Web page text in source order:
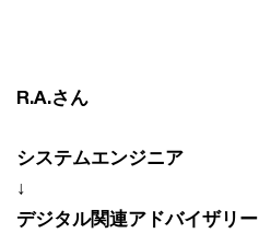
R.A.さん
システムエンジニア
↓
デジタル関連アドバイザリー